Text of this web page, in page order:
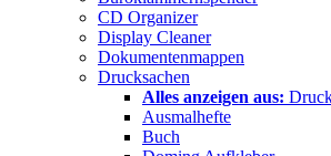
CD Organizer
Display Cleaner
Dokumentenmappen
Drucksachen
Alles anzeigen aus:
Ausmalhefte
Buch